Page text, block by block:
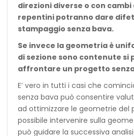
direzioni diverse o con cambi
repentini potranno dare
stampaggio senza bava.
Se invece la geometria è
di sezione sono contenute si
affrontare un progetto
E’ vero in tutti i casi che
senza bava può consentire
ad ottimizzare le geometrie del
possibile intervenire sulla
può guidare la successiva